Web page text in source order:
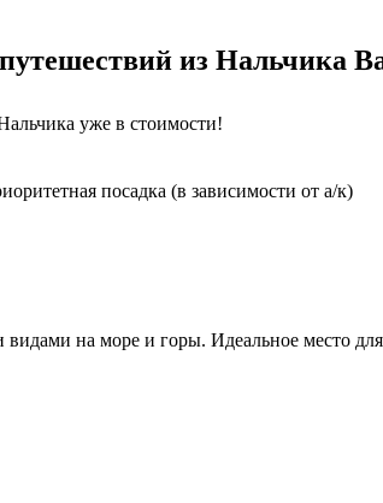
из Нальчика
уже в стоимости!
посадка (в зависимости от а/к)
на море и горы. Идеальное место